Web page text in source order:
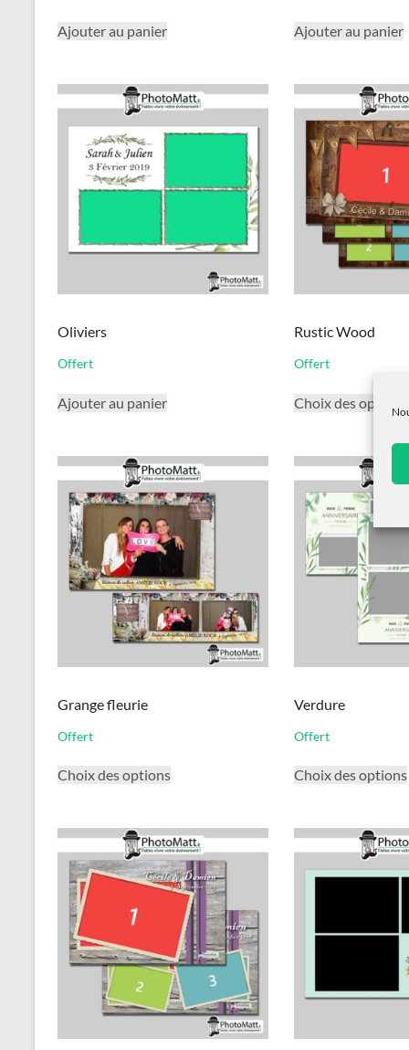
Ajouter au panier Ajouter au panier
Oliviers
Offert
Ajouter au panier
Rustic Wood
Offert
Choix des options
Grange fleurie
Offert
Choix des optionsproduit
variations.
Les
options
peuvent
être
choisies
sur
la
page
du
produit
Verdure
Offert
Choix des options